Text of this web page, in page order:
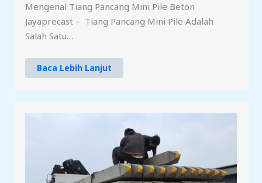
Mengenal Tiang Pancang Mini Pile Beton
Jayaprecast – Tiang Pancang Mini Pile Adalah
Salah Satu…
Baca Lebih Lanjut